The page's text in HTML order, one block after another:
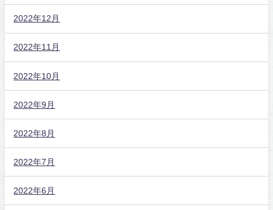
2022年12月
2022年11月
2022年10月
2022年9月
2022年8月
2022年7月
2022年6月